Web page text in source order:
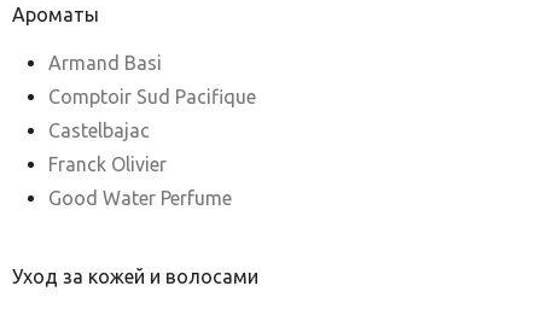
Ароматы
Armand Basi
Comptoir Sud Pacifique
Castelbajac
Franck Olivier
Good Water Perfume
Уход за кожей и волосами